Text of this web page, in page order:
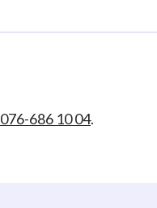
076-686 10 04.